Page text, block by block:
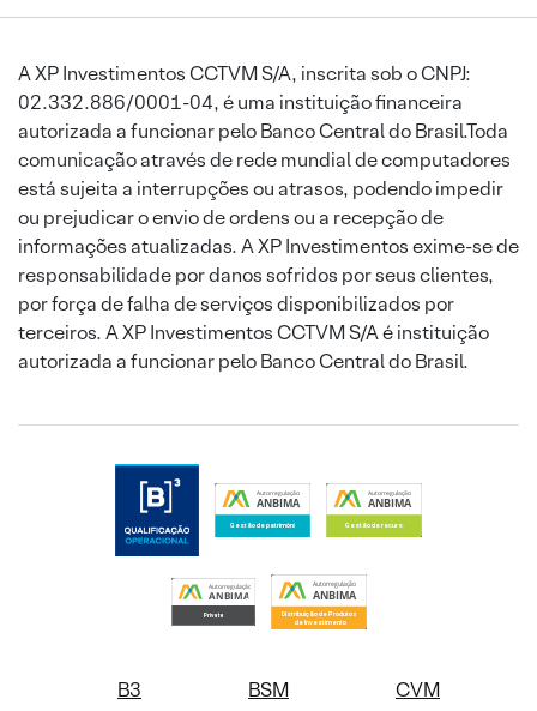
A XP Investimentos CCTVM S/A, inscrita sob o CNPJ:
02.332.886/0001-04, é uma instituição financeira
autorizada a funcionar pelo Banco Central do Brasil.Toda
comunicação através de rede mundial de computadores
está sujeita a interrupções ou atrasos, podendo impedir
ou prejudicar o envio de ordens ou a recepção de
informações atualizadas. A XP Investimentos exime-se de
responsabilidade por danos sofridos por seus clientes,
por força de falha de serviços disponibilizados por
terceiros. A XP Investimentos CCTVM S/A é instituição
autorizada a funcionar pelo Banco Central do Brasil.
B3 BSM CVM